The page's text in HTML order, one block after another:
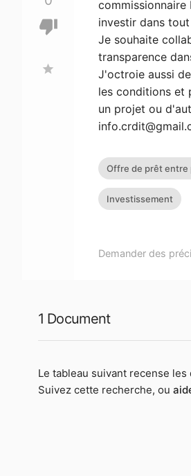
thumb_down
star
investir dans
Je souhaite
transparence
J'octroie aussi
les conditions et
un projet ou
Offre de prêt entre
Investissement
Demander des
1 Document
Le tableau suivant recense
Suivez cette recherche, ou